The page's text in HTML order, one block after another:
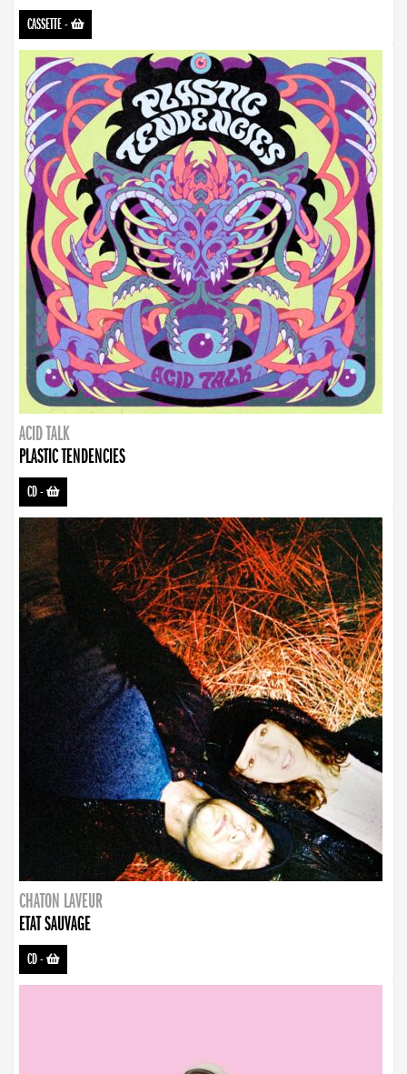
CASSETTE-
ACID TALK
PLASTIC TENDENCIES
CD-
CHATON LAVEUR
ETAT SAUVAGE
CD-